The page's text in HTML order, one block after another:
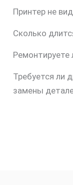
Принтер не
Сколько
Ремонтируете
Требуется ли
замены